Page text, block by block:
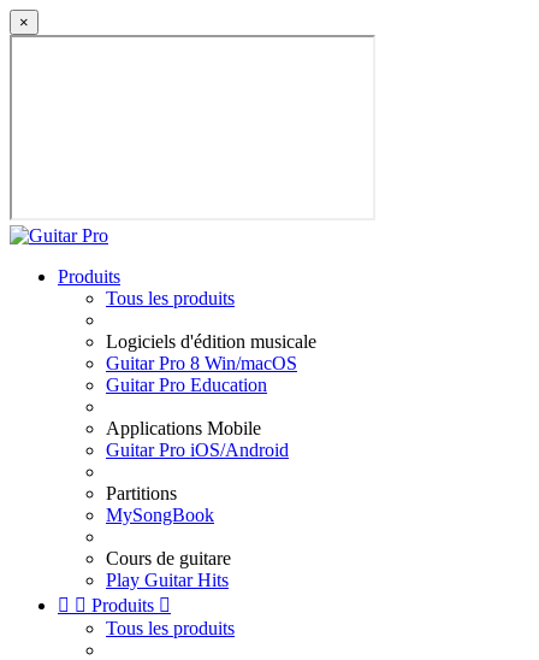
×
Produits
Tous les produits
Logiciels d'édition musicale
Guitar Pro 8 Win/macOS
Guitar Pro Education
Applications Mobile
Guitar Pro iOS/Android
Partitions
MySongBook
Cours de guitare
Play Guitar Hits
  Produits 
Tous les produits